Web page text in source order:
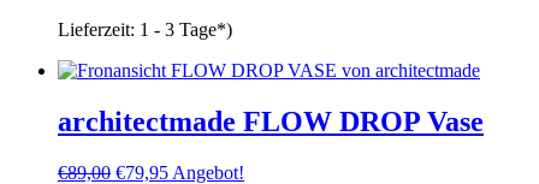
Lieferzeit: 1 - 3 Tage*)
architectmade FLOW DROP Vase
€89,00 Ursprünglicher
€79,95Aktueller
Angebot!